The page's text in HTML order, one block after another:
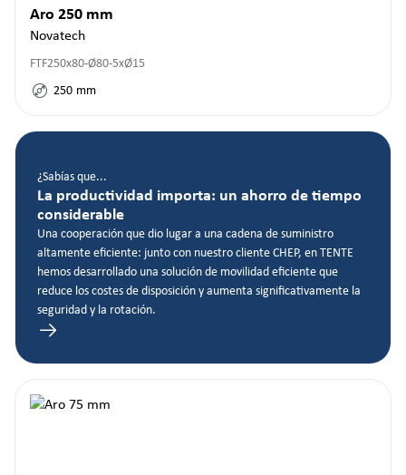
Aro 250 mm
Novatech
FTF250x80-Ø80-5xØ15
250 mm
¿Sabías que...
La productividad importa: un ahorro de tiempo
considerable
Una cooperación que dio lugar a una cadena de suministro
altamente eficiente: junto con nuestro cliente CHEP, en TENTE
hemos desarrollado una solución de movilidad eficiente que
reduce los costes de disposición y aumenta significativamente la
seguridad y la rotación.